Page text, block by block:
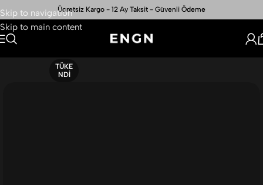
Skip to navigation
Skip to main content
Ücretsiz Kargo - 12 Ay Taksit - Güvenli Ödeme
TÜKE
NDI